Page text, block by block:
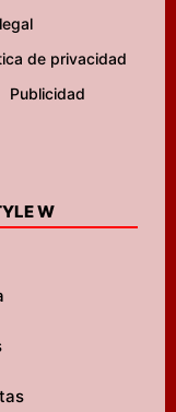
de privacidad
Publicidad
W